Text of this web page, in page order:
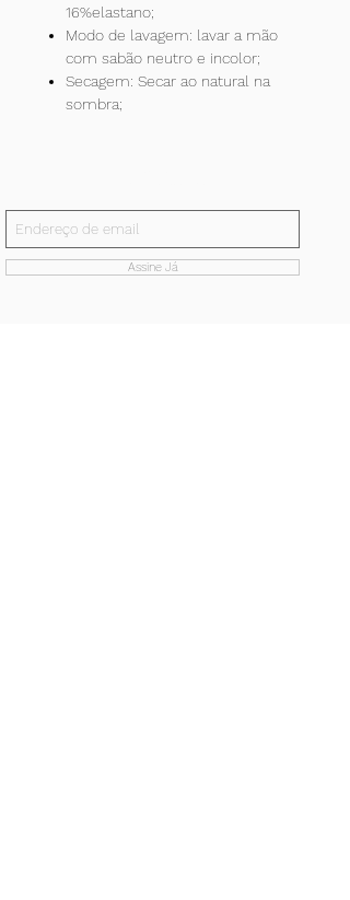
16%elastano;
Modo de lavagem: lavar a mão
com sabão neutro e incolor;
Secagem: Secar ao natural na
sombra;
Assine Já